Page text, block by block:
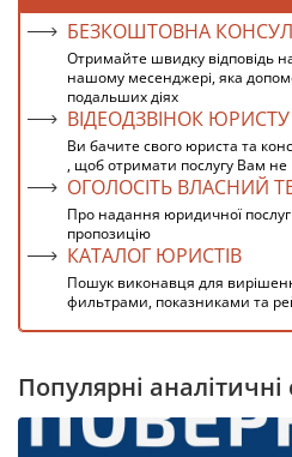
БЕЗКОШТОВНА
Отримайте швидку відповідь
нашому месенджері, яка
подальших діях
ВІДЕОДЗВІНОК ЮРИСТУ
Ви бачите свого юриста та
, щоб отримати послугу Вам не
ОГОЛОСІТЬ ВЛАСНИЙ
Про надання юридичної
пропозицію
КАТАЛОГ ЮРИСТІВ
Пошук виконавця для
фильтрами, показниками та
Популярні аналітичні